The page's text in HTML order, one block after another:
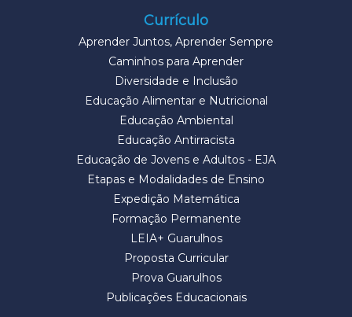
Currículo
Aprender Juntos, Aprender Sempre
Caminhos para Aprender
Diversidade e Inclusão
Educação Alimentar e Nutricional
Educação Ambiental
Educação Antirracista
Educação de Jovens e Adultos - EJA
Etapas e Modalidades de Ensino
Expedição Matemática
Formação Permanente
LEIA+ Guarulhos
Proposta Curricular
Prova Guarulhos
Publicações Educacionais